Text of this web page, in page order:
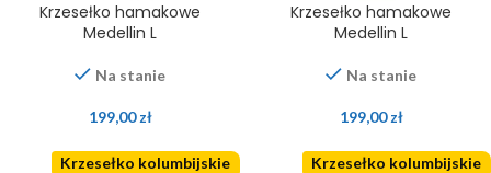
Krzesełko hamakowe
Medellin L
Na stanie
199,00zł
Krzesełko hamakowe
Medellin L
Na stanie
199,00zł
Krzesełko kolumbijskie Krzesełko kolumbijskie